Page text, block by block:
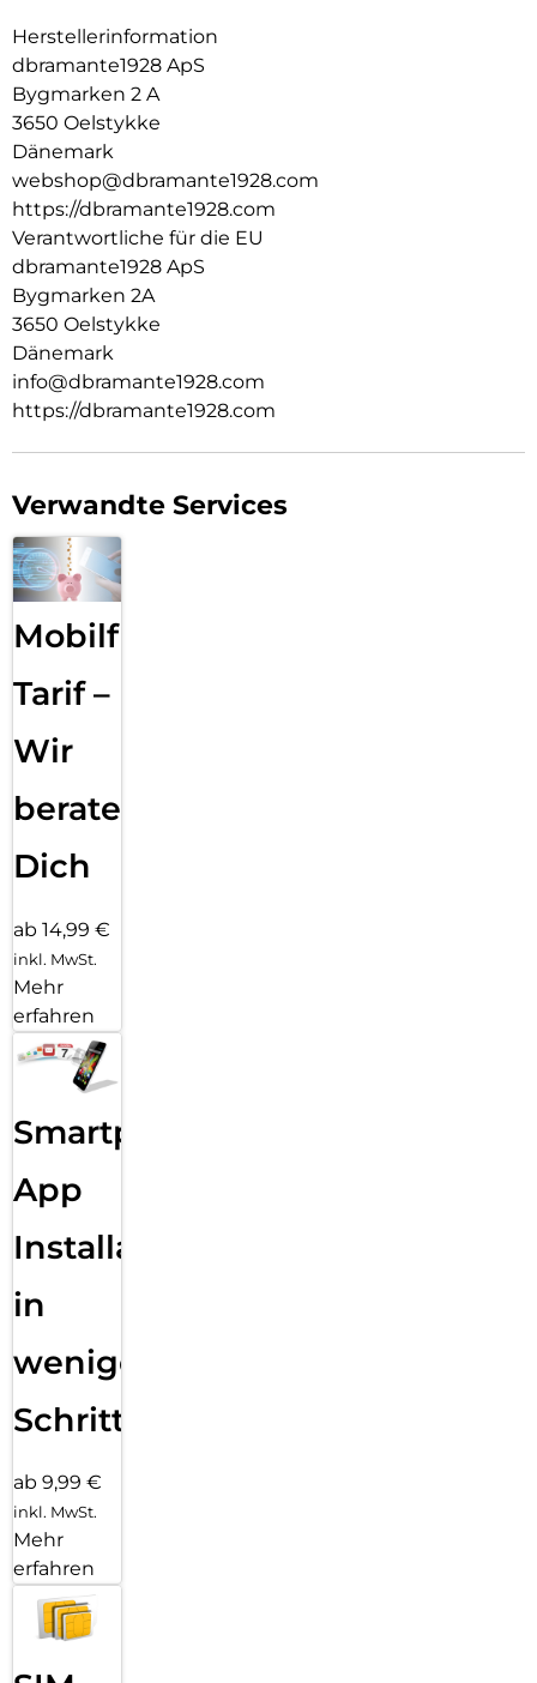
Herstellerinformation
dbramante1928 ApS
Bygmarken 2 A
3650 Oelstykke
Dänemark
webshop@dbramante1928.com
https://dbramante1928.com
Verantwortliche für die EU
dbramante1928 ApS
Bygmarken 2A
3650 Oelstykke
Dänemark
info@dbramante1928.com
https://dbramante1928.com
Verwandte Services
Mobilfunk
Tarif –
Wir
beraten
Dich
ab 14,99 €
inkl. MwSt.
Mehr
erfahren
Smartphone
App
Installation
in
wenigen
Schritten
ab 9,99 €
inkl. MwSt.
Mehr
erfahren